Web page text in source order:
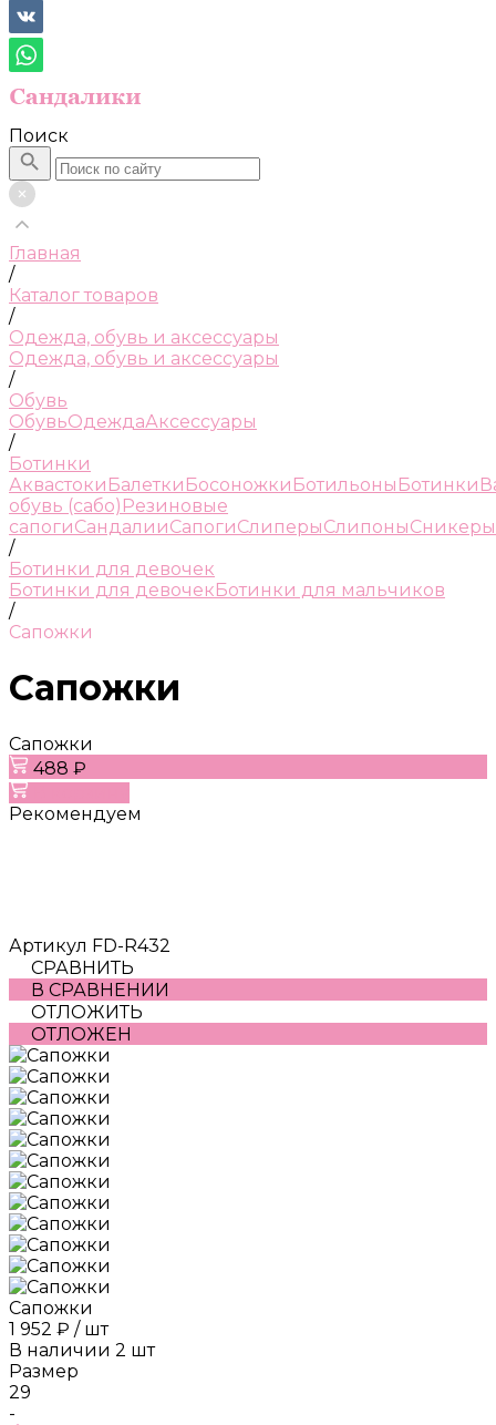
Поиск
Главная
/
Каталог товаров
/
Одежда, обувь и аксессуары
Одежда, обувь и аксессуары
/
Обувь
ОбувьОдеждаАксессуары
/
Ботинки
Аквастоки Балетки Босоножки Ботильоны Ботинки
обувь (сабо) Резиновые
сапогиСандалииСапогиСлиперыСлипоныСникеры
/
Ботинки для девочек
Ботинки для девочекБотинки для мальчиков
/
Сапожки
Сапожки
Сапожки
488 ₽
Рекомендуем
Артикул FD-R432
СРАВНИТЬ
В СРАВНЕНИИ
ОТЛОЖИТЬ
ОТЛОЖЕН
Сапожки
1 952 ₽ / шт
В наличии 2 шт
Размер
29
-